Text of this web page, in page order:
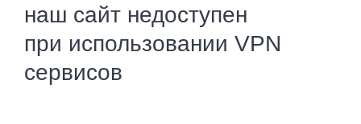
наш сайт недоступен
при использовании VPN
сервисов